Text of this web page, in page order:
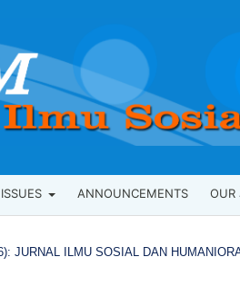
ISSUES ANNOUNCEMENTS OUR
JURNAL ILMU SOSIAL DAN